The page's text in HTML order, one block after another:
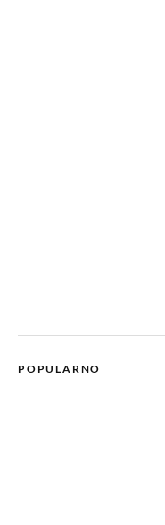
POPULARNO